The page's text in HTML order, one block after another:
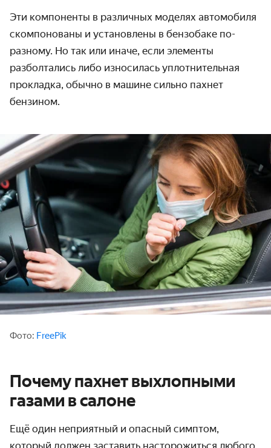
Эти компоненты в различных моделях автомобиля
скомпонованы и установлены в бензобаке по-
разному. Но так или иначе, если элементы
разболтались либо износилась уплотнительная
прокладка, обычно в машине сильно пахнет
бензином.
Фото: FreePik
Почему пахнет выхлопными
газами в салоне
Ещё один неприятный и опасный симптом,